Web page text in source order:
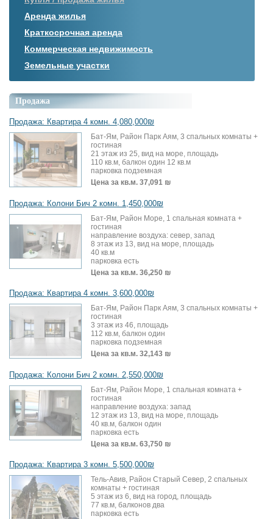
Аренда жилья
Краткосрочная аренда
Коммерческая недвижимость
Земельные участки
Продажа
Продажа: Квартира 4 комн. 4,080,000₪
Бат-Ям, Район Парк Аям, 3 спальных комнаты +
гостиная
21 этаж из 25, вид на море, площадь
110 кв.м, балкон один 12 кв.м
парковка подземная
Цена за кв.м. 37,091 ₪
Продажа: Колони Бич 2 комн. 1,450,000₪
Бат-Ям, Район Море, 1 спальная комната +
гостиная
направление воздуха: север, запад
8 этаж из 13, вид на море, площадь
40 кв.м
парковка есть
Цена за кв.м. 36,250 ₪
Продажа: Квартира 4 комн. 3,600,000₪
Бат-Ям, Район Парк Аям, 3 спальных комнаты +
гостиная
3 этаж из 46, площадь
112 кв.м, балкон один
парковка подземная
Цена за кв.м. 32,143 ₪
Продажа: Колони Бич 2 комн. 2,550,000₪
Бат-Ям, Район Море, 1 спальная комната +
гостиная
направление воздуха: запад
12 этаж из 13, вид на море, площадь
40 кв.м, балкон один
парковка есть
Цена за кв.м. 63,750 ₪
Продажа: Квартира 3 комн. 5,500,000₪
Тель-Авив, Район Старый Север, 2 спальных
комнаты + гостиная
5 этаж из 6, вид на город, площадь
77 кв.м, балконов два
парковка есть